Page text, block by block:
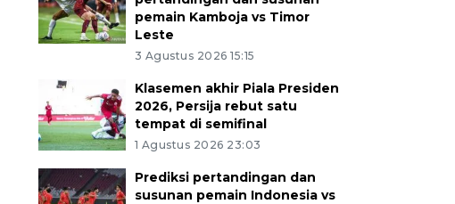
pemain Kamboja vs Timor
Leste
3 Agustus 2026 15:15
Klasemen akhir Piala Presiden
2026, Persija rebut satu
tempat di semifinal
1 Agustus 2026 23:03
Prediksi pertandingan dan
susunan pemain Indonesia vs